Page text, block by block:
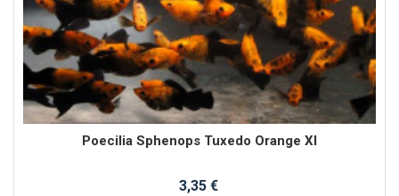
Poecilia Sphenops Tuxedo Orange Xl
3,35 €